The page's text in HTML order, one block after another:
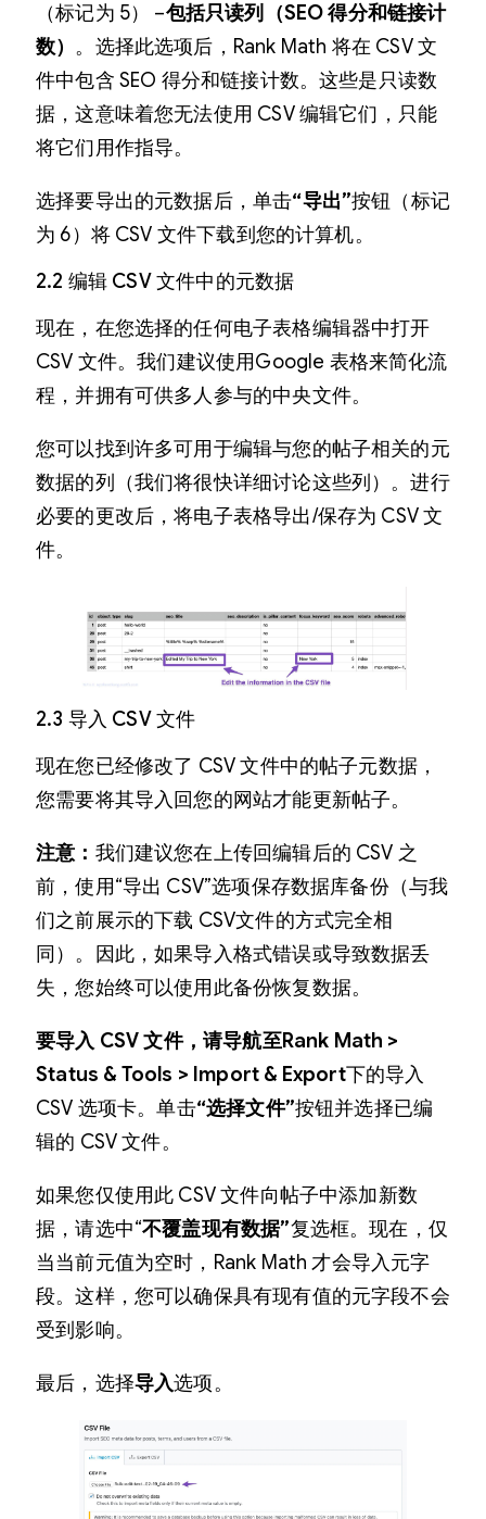
（标记为 5） –包括只读列（SEO 得分和链接计
数） 。选择此选项后，Rank Math 将在 CSV 文
件中包含 SEO 得分和链接计数。这些是只读数
据，这意味着您无法使用 CSV 编辑它们，只能
将它们用作指导。
选择要导出的元数据后，单击“导出”按钮（标记
为 6）将 CSV 文件下载到您的计算机。
2.2 编辑 CSV 文件中的元数据
现在，在您选择的任何电子表格编辑器中打开
CSV 文件。我们建议使用Google 表格来简化流
程，并拥有可供多人参与的中央文件。
您可以找到许多可用于编辑与您的帖子相关的元
数据的列（我们将很快详细讨论这些列）。进行
必要的更改后，将电子表格导出/保存为 CSV 文
件。
2.3 导入 CSV 文件
现在您已经修改了 CSV 文件中的帖子元数据，
您需要将其导入回您的网站才能更新帖子。
注意： 我们建议您在上传回编辑后的 ​​CSV 之
前，使用“导出 CSV”选项保存数据库备份（与我
们之前展示的下载 CSV文件的方式完全相
同）。因此，如果导入格式错误或导致数据丢
失，您始终可以使用此备份恢复数据。
要导入 CSV 文件，请导航至Rank Math >
Status & Tools > Import & Export下的导入
CSV 选项卡。单击“选择文件”按钮并选择已编
辑的 CSV 文件。
如果您仅使用此 CSV 文件向帖子中添加新数
据，请选中“不覆盖现有数据”复选框。现在，仅
当当前元值为空时，Rank Math 才会导入元字
段。这样，您可以确保具有现有值的元字段不会
受到影响。
最后，选择导入选项。